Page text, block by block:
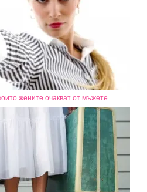
жените очакват от мъжете